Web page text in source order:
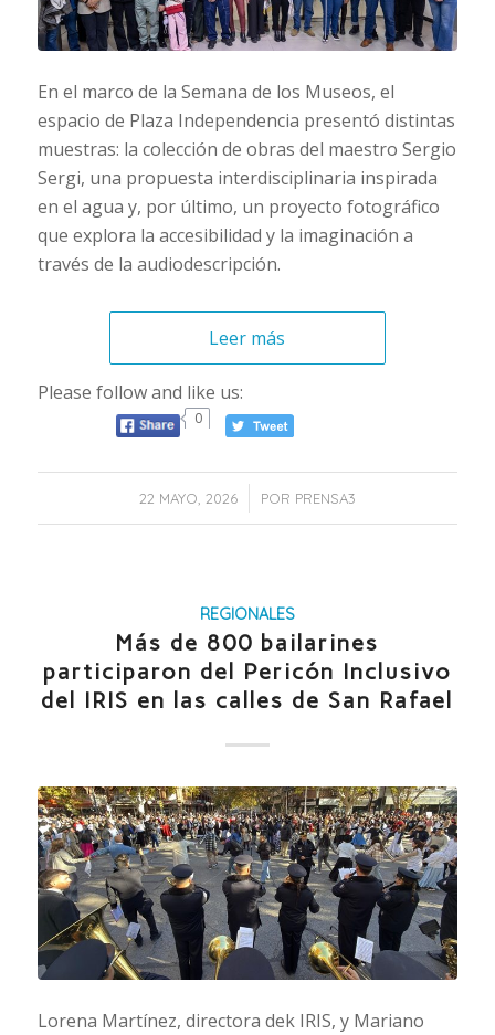
En el marco de la Semana de los Museos, el
espacio de Plaza Independencia presentó distintas
muestras: la colección de obras del maestro Sergio
Sergi, una propuesta interdisciplinaria inspirada
en el agua y, por último, un proyecto fotográfico
que explora la accesibilidad y la imaginación a
través de la audiodescripción.
Leer más
Please follow and like us:
0
22 MAYO, 2026
/ POR PRENSA3
REGIONALES
Más de 800 bailarines
participaron del Pericón Inclusivo
del IRIS en las calles de San Rafael
Lorena Martínez, directora dek IRIS, y Mariano